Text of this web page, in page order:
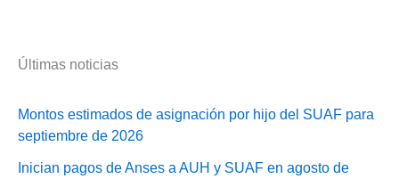
Últimas noticias
Montos estimados de asignación por hijo del SUAF para
septiembre de 2026
Inician pagos de Anses a AUH y SUAF en agosto de